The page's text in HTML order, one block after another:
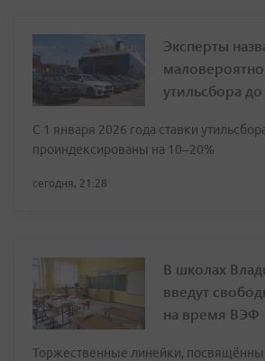
Эксперты
утильсбора
С 1 января 2026 года ставки
проиндексированы на 10–20%
сегодня, 21:28
В школах
введут
на время ВЭФ
Торжественные линейки,